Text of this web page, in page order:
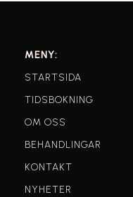
MENY:
STARTSIDA
TIDSBOKNING
OM OSS
BEHANDLINGAR
KONTAKT
NYHETER